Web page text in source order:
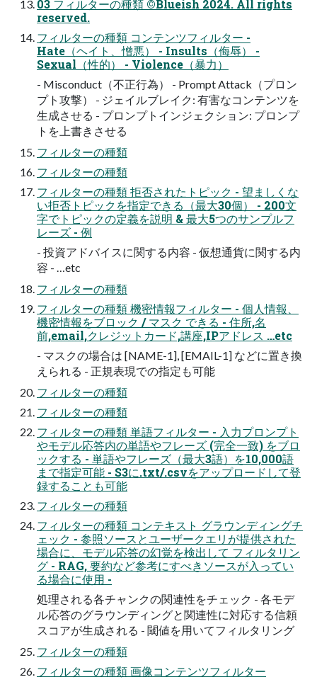
03 フィルターの種類 ©Blueish 2024. All rights
reserved.
フィルターの種類 コンテンツフィルター -
Hate（ヘイト、憎悪） - Insults（侮辱） -
Sexual（性的） - Violence（暴力）
- Misconduct（不正行為） - Prompt Attack（プロン
プト攻撃） - ジェイルブレイク: 有害なコンテンツを
生成させる - プロンプトインジェクション: プロンプ
トを上書きさせる
フィルターの種類
フィルターの種類
フィルターの種類 拒否されたトピック - 望ましくな
い拒否トピックを指定できる（最大30個） - 200文
字でトピックの定義を説明 & 最大5つのサンプルフ
レーズ - 例
- 投資アドバイスに関する内容 - 仮想通貨に関する内
容 - …etc
フィルターの種類
フィルターの種類 機密情報フィルター - 個人情報、
機密情報をブロック / マスク できる - 住所,名
前,email,クレジットカード,講座,IPアドレス …etc
- マスクの場合は [NAME-1], [EMAIL-1] などに置き換
えられる - 正規表現での指定も可能
フィルターの種類
フィルターの種類
フィルターの種類 単語フィルター - 入力プロンプト
やモデル応答内の単語やフレーズ (完全一致) をブロ
ックする - 単語やフレーズ（最大3語）を10,000語
まで指定可能 - S3に.txt/.csvをアップロードして登
録することも可能
フィルターの種類
フィルターの種類 コンテキスト グラウンディングチ
ェック - 参照ソースとユーザークエリが提供された
場合に、モデル応答の幻覚を検出して フィルタリン
グ - RAG, 要約など参考にすべきソースが入ってい
る場合に使用 -
処理される各チャンクの関連性をチェック - 各モデ
ル応答のグラウンディングと関連性に対応する信頼
スコアが生成される - 閾値を用いてフィルタリング
フィルターの種類
フィルターの種類 画像コンテンツフィルター